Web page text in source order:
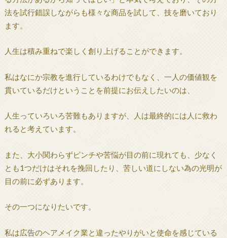
法を試行錯誤しながらも様々な商品を試して、技を磨いており
ます。
人生は積み重ねで楽しく創り上げることができます。
私はなにか宗教を進行しているわけでもなく、一人の価値観を
貫いているだけということを前提にお伝えしたいのは、
人生っていろいろ苦難もありますが、人は最終的には人に救わ
れると考えています。
また、大小関わらずピンチや苦悩が目の前に現れても、少なく
とも1つだけはそれを挽回したり、苦しい道にしない為の光明が
目の前に必ずあります。
その一つになりたいです。
私は広告のヘアメイク業と違ったやりがいと使命を感じている